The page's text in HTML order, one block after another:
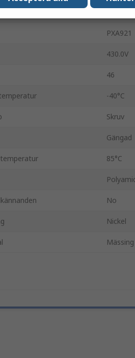
PXA921
430.0V
46
-40°C
Skruv
Gängad
85°C
No
Nickel
Mässing